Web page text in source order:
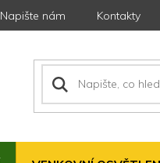
Napište nám Kontakty